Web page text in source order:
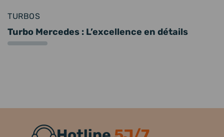
TURBOS
Turbo Mercedes : L’excellence en détails